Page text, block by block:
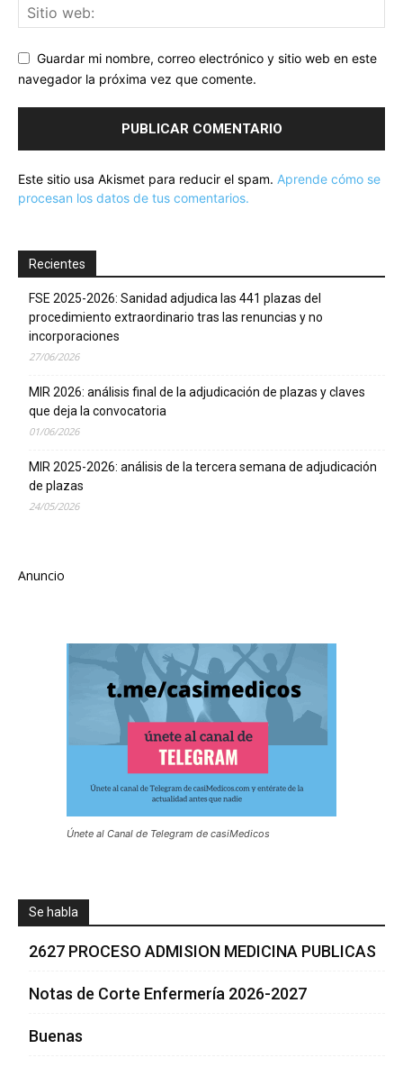
Guardar mi nombre, correo electrónico y sitio web en este
navegador la próxima vez que comente.
Este sitio usa Akismet para reducir el spam. Aprende cómo se
procesan los datos de tus comentarios.
Recientes
FSE 2025-2026: Sanidad adjudica las 441 plazas del
procedimiento extraordinario tras las renuncias y no
incorporaciones
27/06/2026
MIR 2026: análisis final de la adjudicación de plazas y claves
que deja la convocatoria
01/06/2026
MIR 2025-2026: análisis de la tercera semana de adjudicación
de plazas
24/05/2026
Anuncio
Únete al Canal de Telegram de casiMedicos
Se habla
2627 PROCESO ADMISION MEDICINA PUBLICAS
Notas de Corte Enfermería 2026-2027
Buenas